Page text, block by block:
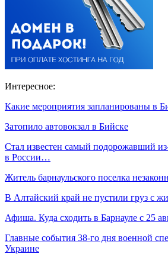
Интересное:
Какие мероприятия запланированы в
Затопило автовокзал в Бийске
Стал известен самый подорожавший
в России…
Житель барнаульского поселка
В Алтайский край не пустили груз с
Афиша. Куда сходить в Барнауле с 25
Главные события 38-го дня военной
Украине